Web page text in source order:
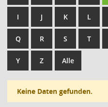
I J K L
Q R S T
Y Z Alle
Keine Daten gefunden.